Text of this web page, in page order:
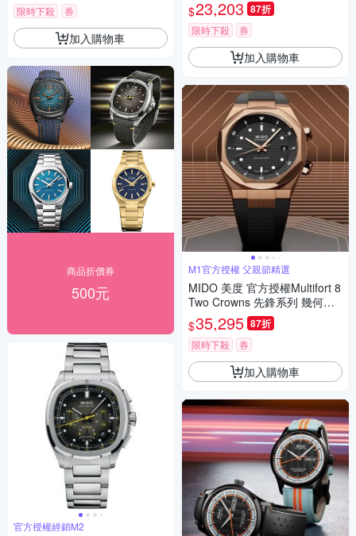
限時下殺 券
加入購物車
商品折價券
500元
官方授權經銷M2
寵爸時刻 送禮推薦-黑 M05550
71705100
$23,203 87折
限時下殺 券
加入購物車
M1官方授權 父親節精選
MIDO 美度 官方授權Multifort 8
Two Crowns 先鋒系列 幾何八
角機械錶 寵爸時刻 送禮推薦-
黑x玫瑰金 M0475073705100
$35,295 87折
限時下殺 券
加入購物車